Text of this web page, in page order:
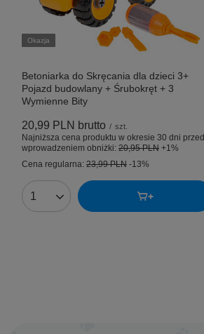
Okazja
Betoniarka do Skręcania dla dzieci 3+
Pojazd budowlany + Śrubokręt + 3
Wymienne Bity
20,99 PLN brutto / szt.
Najniższa cena produktu w okresie 30 dni przed
wprowadzeniem obniżki: 20,95 PLN +1%
Cena regularna: 23,99 PLN -13%
Ilość produktów